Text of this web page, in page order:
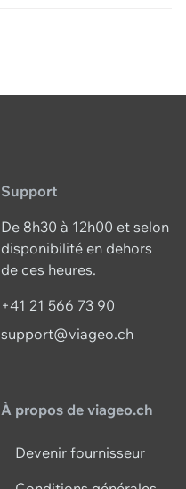
Support
De 8h30 à 12h00 et selon
disponibilité en dehors
de ces heures.
+41 21 566 73 90
support@viageo.ch
À propos de viageo.ch
Devenir fournisseur